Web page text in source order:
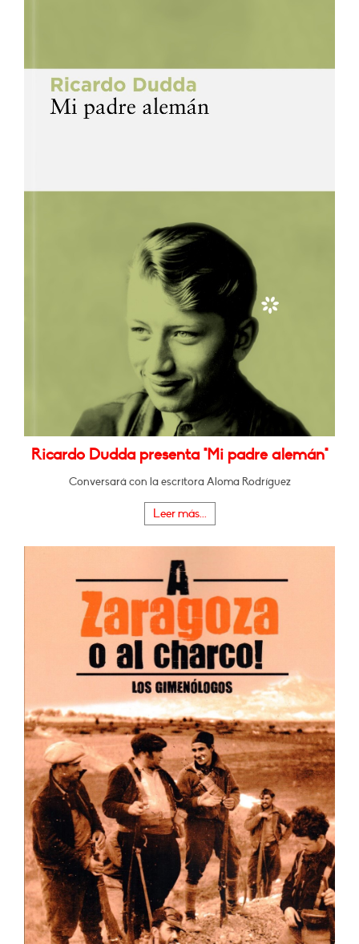
Ricardo Dudda presenta "Mi padre alemán"
Conversará con la escritora Aloma Rodríguez
Leer más...